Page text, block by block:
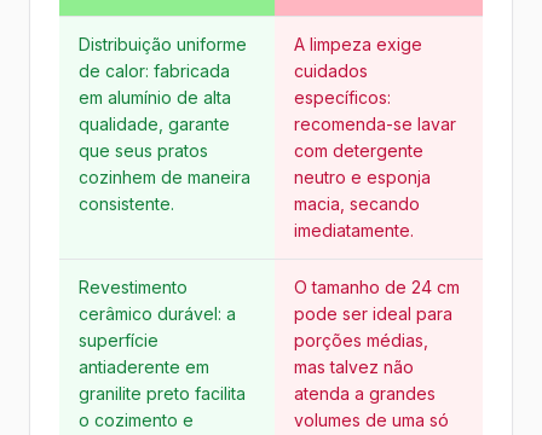
Distribuição uniforme
de calor: fabricada
em alumínio de alta
qualidade, garante
que seus pratos
cozinhem de maneira
consistente.
A limpeza exige
cuidados
específicos:
recomenda-se lavar
com detergente
neutro e esponja
macia, secando
imediatamente.
Revestimento
cerâmico durável: a
superfície
antiaderente em
granilite preto facilita
o cozimento e
O tamanho de 24 cm
pode ser ideal para
porções médias,
mas talvez não
atenda a grandes
volumes de uma só